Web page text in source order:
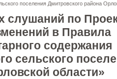
поселения Дмитровского района
слушаний по
в Правила
содержания
сельского
области»